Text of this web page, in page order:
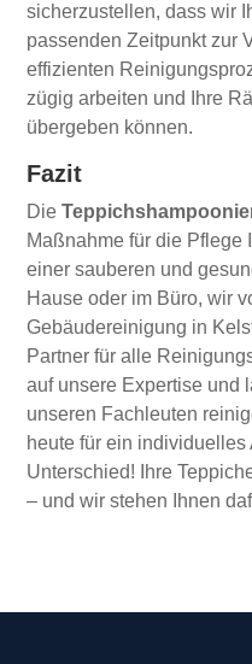
sicherzustellen, dass wir
passenden Zeitpunkt zur
effizienten
zügig arbeiten und Ihre
übergeben können.
Fazit
Die
Maßnahme für die Pflege
einer sauberen und
Hause oder im Büro, wir
Gebäudereinigung in
Partner für alle
auf unsere Expertise und
unseren Fachleuten
heute für ein
Unterschied! Ihre
– und wir stehen Ihnen